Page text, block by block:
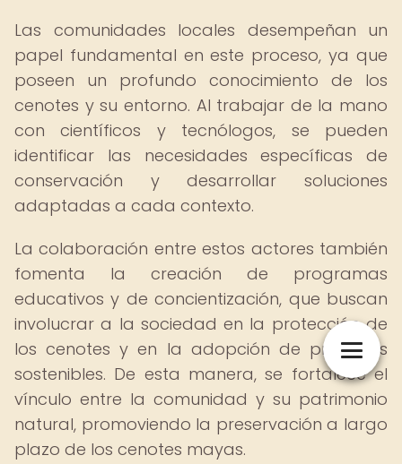
Las comunidades locales desempeñan un
papel fundamental en este proceso, ya que
poseen un profundo conocimiento de los
cenotes y su entorno. Al trabajar de la mano
con científicos y tecnólogos, se pueden
identificar las necesidades específicas de
conservación y desarrollar soluciones
adaptadas a cada contexto.
La colaboración entre estos actores también
fomenta la creación de programas
educativos y de concientización, que buscan
involucrar a la sociedad en la protección de
los cenotes y en la adopción de prácticas
sostenibles. De esta manera, se fortalece el
vínculo entre la comunidad y su patrimonio
natural, promoviendo la preservación a largo
plazo de los cenotes mayas.